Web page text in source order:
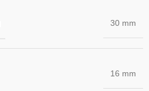
30 mm
16 mm